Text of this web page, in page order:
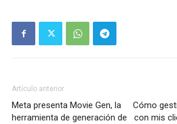
Artículo anterior
Meta presenta Movie Gen, la
herramienta de generación de
Cómo
con mis